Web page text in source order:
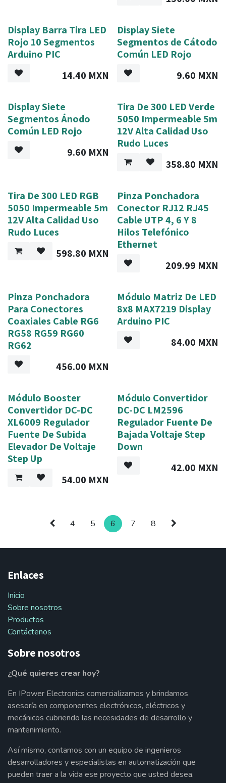
Display Barra Tira LED
Rojo 10 Segmentos
Arduino PIC
14.40 MXN
Display Siete
Segmentos de Cátodo
Común LED Rojo
9.60 MXN
Display Siete
Segmentos Ánodo
Común LED Rojo
9.60 MXN
Tira De 300 LED Verde
5050 Impermeable 5m
12V Alta Calidad Uso
Rudo Luces
358.80 MXN
Tira De 300 LED RGB
5050 Impermeable 5m
12V Alta Calidad Uso
Rudo Luces
598.80 MXN
Pinza Ponchadora
Conector RJ12 RJ45
Cable UTP 4, 6 Y 8
Hilos Telefónico
Ethernet
209.99 MXN
Pinza Ponchadora
Para Conectores
Coaxiales Cable RG6
RG58 RG59 RG60
RG62
456.00 MXN
Módulo Matriz De LED
8x8 MAX7219 Display
Arduino PIC
84.00 MXN
Módulo Booster
Convertidor DC-DC
XL6009 Regulador
Fuente De Subida
Elevador De Voltaje
Step Up
54.00 MXN
Módulo Convertidor
DC-DC LM2596
Regulador Fuente De
Bajada Voltaje Step
Down
42.00 MXN
4 5 6 7 8
Enlaces
Inicio
Sobre nosotros
Productos
Contáctenos
Sobre nosotros
¿Qué quieres crear hoy?
En IPower Electronics comercializamos y brindamos
asesoría en componentes electrónicos, eléctricos y
mecánicos cubriendo las necesidades de desarrollo y
mantenimiento.
Así mismo, contamos con un equipo de ingenieros
desarrolladores y especialistas en automatización que
pueden traer a la vida ese proyecto que usted desea.